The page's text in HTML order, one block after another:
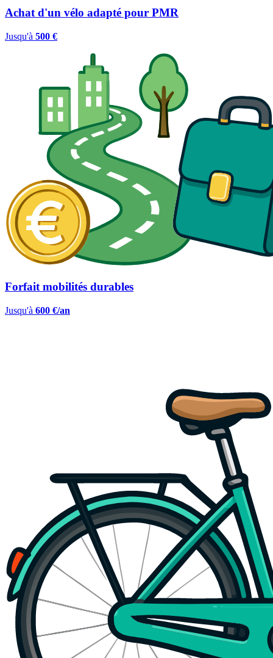
Achat d'un vélo adapté pour PMR
Jusqu'à 500 €
Forfait mobilités durables
Jusqu'à 600 €/an